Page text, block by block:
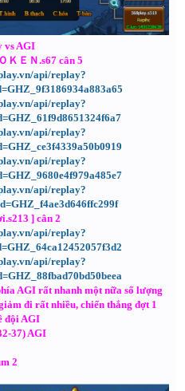
vs AGI
ＫＥＮ.s67 cân 5
api/replay?
api/replay?
api/replay?
api/replay?
api/replay?
] cân 2
api/replay?
api/replay?
AGI rất nhanh một nữa số lượng
đi rất nhiều, chiến thắng đợt 1
đội AGI
37) AGI
2